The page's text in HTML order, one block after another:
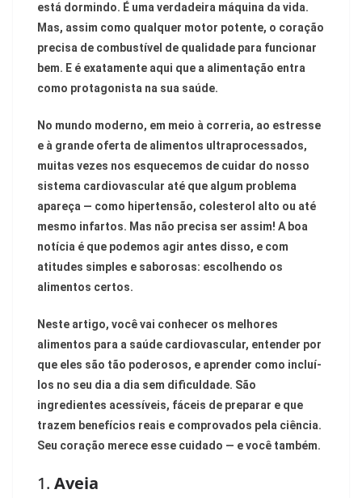
está dormindo. É uma verdadeira máquina da vida.
Mas, assim como qualquer motor potente, o coração
precisa de combustível de qualidade para funcionar
bem. E é exatamente aqui que a alimentação entra
como protagonista na sua saúde.
No mundo moderno, em meio à correria, ao estresse
e à grande oferta de alimentos ultraprocessados,
muitas vezes nos esquecemos de cuidar do nosso
sistema cardiovascular até que algum problema
apareça — como hipertensão, colesterol alto ou até
mesmo infartos. Mas não precisa ser assim! A boa
notícia é que podemos agir antes disso, e com
atitudes simples e saborosas: escolhendo os
alimentos certos.
Neste artigo, você vai conhecer os melhores
alimentos para a saúde cardiovascular, entender por
que eles são tão poderosos, e aprender como incluí-
los no seu dia a dia sem dificuldade. São
ingredientes acessíveis, fáceis de preparar e que
trazem benefícios reais e comprovados pela ciência.
Seu coração merece esse cuidado — e você também.
1. Aveia